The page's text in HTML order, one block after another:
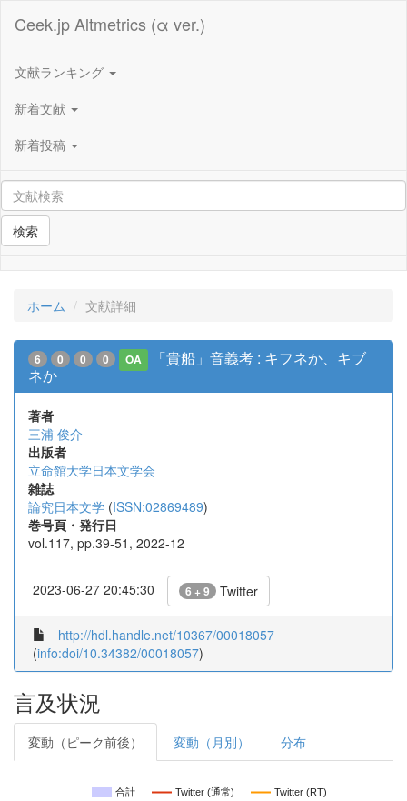
Ceek.jp Altmetrics (α ver.)
文献ランキング
新着文献
新着投稿
検索
ホーム 文献詳細
6 0 0 0 OA
「貴船」音義考 : キフネか、キブ
ネか
著者
三浦 俊介
出版者
立命館大学日本文学会
雑誌
論究日本文学 (ISSN:02869489)
巻号頁・発行日
vol.117, pp.39-51, 2022-12
2023-06-27 20:45:30 6 + 9 Twitter
http://hdl.handle.net/10367/00018057
(info:doi/10.34382/00018057)
言及状況
変動（ピーク前後） 変動（月別） 分布
合計 Twitter (通常) Twitter (RT)